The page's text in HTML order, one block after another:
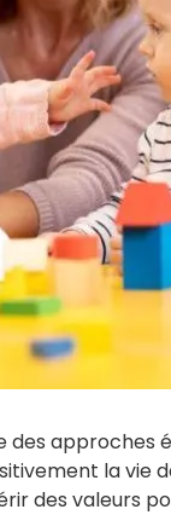
des
la vie
des valeurs